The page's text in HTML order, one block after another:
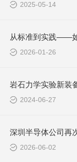
2025-05-14
2026-01-26
2024-06-27
2026-06-02